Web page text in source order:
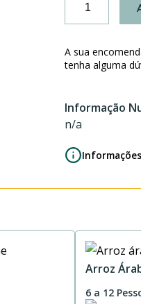
de
Frango
A sua
tenha alguma
Informação
n/a
Informações
Arroz
6 a 12